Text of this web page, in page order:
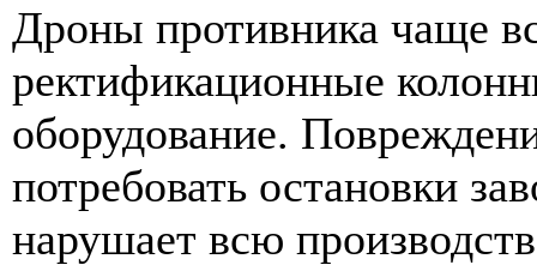
Дроны противника чаще
ректификационные
оборудование.
потребовать остановки
нарушает всю